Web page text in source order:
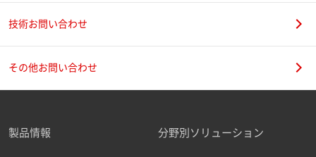
ご勤務先
技術お問い合わせ
その他お問い合わせ
製品情報 分野別ソリューション